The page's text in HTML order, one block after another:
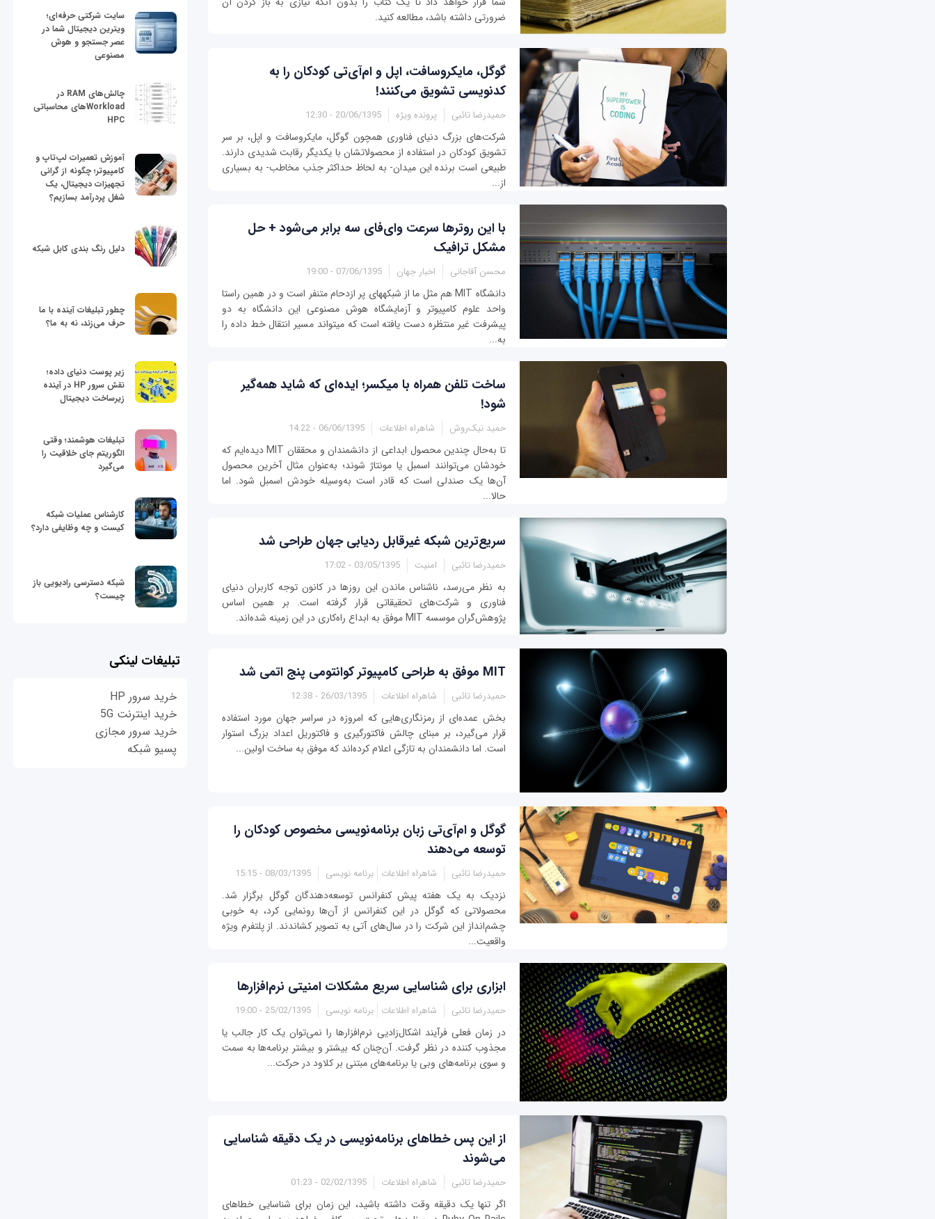
ضرورتی داشته باشد، مطالعه کنید.
گوگل، مایکروسافت، اپل و ام‌آی‌تی کودکان را به
کدنویسی تشویق می‌کنند!
حمیدرضا تائبی پرونده ویژه 20/06/1395 - 12:30
شرکت‌های بزرگ دنیای فناوری همچون گوگل، مایکروسافت و اپل، بر سر
تشویق کودکان در استفاده از محصولاتشان با یکدیگر رقابت شدیدی دارند.
طبیعی است برنده این میدان- به لحاظ حداکثر جذب مخاطب- به بسیاری
از...
با این روترها سرعت وای‌فای سه برابر می‌شود + حل
مشکل ترافیک
محسن آقاجانی اخبار جهان 07/06/1395 - 19:00
دانشگاه MIT هم مثل ما از شبکه‎های پر ازدحام متنفر است و در همین راستا
واحد علوم کامپیوتر و آزمایشگاه هوش مصنوعی این دانشگاه به دو
پیشرفت غیر منتظره دست یافته است که می‎تواند مسیر انتقال خط داده را
به...
ساخت تلفن همراه با میکسر؛ ایده‌ای که شاید همه‌گیر
شود!
حمید نیک‌روش شاهراه اطلاعات 06/06/1395 - 14:22
تا به‌حال چندین محصول ابداعی از دانشمندان و محققان MIT دیده‌ایم که
خودشان می‌توانند اسمبل یا مونتاژ شوند؛ به‌عنوان مثال آخرین محصول
آن‌‌ها یک صندلی است که قادر است به‌وسیله خودش اسمبل شود. اما
حالا...
سریع‌ترین شبکه غیرقابل ردیابی جهان طراحی شد
حمیدرضا تائبی امنیت 03/05/1395 - 17:02
به نظر می‌رسد، ناشناس ماندن این روزها در کانون توجه کاربران دنیای
فناوری و شرکت‌های تحقیقاتی قرار گرفته است. بر همین اساس
پژوهش‌گران موسسه MIT موفق به ابداع راه‌کاری در این زمینه شده‌اند.
MIT موفق به طراحی کامپیوتر کوانتومی پنج اتمی شد
حمیدرضا تائبی شاهراه اطلاعات 26/03/1395 - 12:38
بخش عمده‌ای از رمزنگاری‌هایی که امروزه در سراسر جهان مورد استفاده
قرار می‌گیرد، بر مبنای چالش فاکتورگیری و فاکتوریل اعداد بزرگ استوار
است. اما دانشمندان به تازگی اعلام کرده‌اند که موفق به ساخت اولین...
گوگل و ام‌آی‌تی زبان برنامه‌نویسی مخصوص کودکان را
توسعه می‌دهند
حمیدرضا تائبی شاهراه اطلاعات برنامه نویسی 08/03/1395 - 15:15
نزدیک به یک هفته پیش کنفرانس توسعه‌دهندگان گوگل برگزار شد.
محصولاتی که گوگل در این کنفرانس از آن‌ها رونمایی کرد، به خوبی
چشم‌انداز این شرکت را در سال‌های آتی به تصویر کشاندند. از پلتفرم ویژه
واقعیت...
ابزاری برای شناسایی سریع مشکلات امنیتی نرم‌افزارها
حمیدرضا تائبی شاهراه اطلاعات برنامه نویسی 25/02/1395 - 19:00
در زمان فعلی فرآیند اشکال‌زادیی نرم‌افزارها را نمی‌توان یک کار جالب یا
مجذوب کننده در نظر گرفت. آن‌چنان که بیشتر و بیشتر برنامه‌ها به سمت
و سوی برنامه‌های وبی یا برنامه‌های مبتنی بر کلاود در حرکت...
از این پس خطاهای برنامه‌نویسی در یک دقیقه شناسایی
می‌شوند
حمیدرضا تائبی شاهراه اطلاعات 02/02/1395 - 01:23
اگر تنها یک دقیقه وقت داشته باشید، این زمان برای شناسایی خطاهای
سایت شرکتی حرفه‌ای؛
ویترین دیجیتال شما در
عصر جستجو و هوش
مصنوعی
چالش‌های RAM در
Workloadهای محاسباتی
HPC
آموزش تعمیرات لپ‌تاپ و
کامپیوتر؛ چگونه از گرانی
تجهیزات دیجیتال، یک
شغل پردرآمد بسازیم؟
دلیل رنگ بندی کابل شبکه
چطور تبلیغات آینده با ما
حرف می‌زند، نه به ما؟
زیر پوست دنیای داده؛
نقش سرور HP در آینده
زیرساخت دیجیتال
تبلیغات هوشمند؛ وقتی
الگوریتم جای خلاقیت را
می‌گیرد
کارشناس عملیات شبکه
کیست و چه وظایفی دارد؟
شبکه دسترسی رادیویی باز
چیست؟
تبلیغات لینکی
خرید سرور HP
خرید اینترنت 5G
خرید سرور مجازی
پسیو شبکه